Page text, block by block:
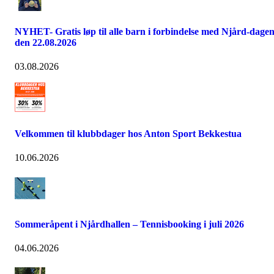
NYHET- Gratis løp til alle barn i forbindelse med Njård-dagen
den 22.08.2026
03.08.2026
Velkommen til klubbdager hos Anton Sport Bekkestua
10.06.2026
Sommeråpent i Njårdhallen – Tennisbooking i juli 2026
04.06.2026